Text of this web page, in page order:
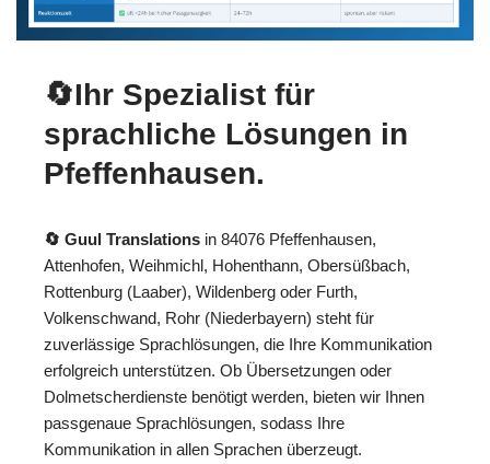
🔄Ihr Spezialist für
sprachliche Lösungen in
Pfeffenhausen.
🔄 Guul Translations in 84076 Pfeffenhausen,
Attenhofen, Weihmichl, Hohenthann, Obersüßbach,
Rottenburg (Laaber), Wildenberg oder Furth,
Volkenschwand, Rohr (Niederbayern) steht für
zuverlässige Sprachlösungen, die Ihre Kommunikation
erfolgreich unterstützen. Ob Übersetzungen oder
Dolmetscherdienste benötigt werden, bieten wir Ihnen
passgenaue Sprachlösungen, sodass Ihre
Kommunikation in allen Sprachen überzeugt.